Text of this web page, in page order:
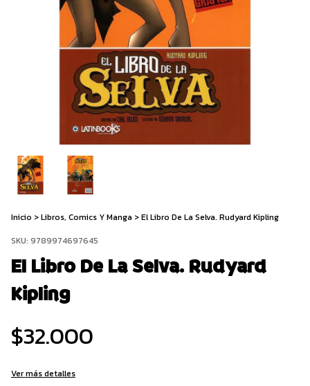
Inicio >Libros, Comics Y Manga >El Libro De La Selva. Rudyard Kipling
SKU: 9789974697645
El Libro De La Selva. Rudyard
Kipling
$32.000
Ver más detalles